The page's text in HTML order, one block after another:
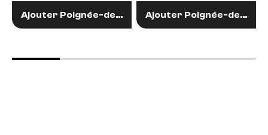
Ajouter Poignée-de-chaiseAjouter Poignée-de-